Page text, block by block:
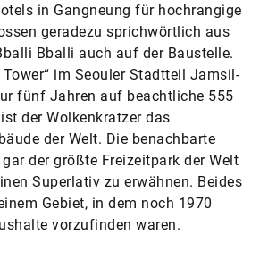
in Gangneung für hochrangige
geradezu sprichwörtlich aus
Bballi auch auf der Baustelle.
Tower“ im Seouler Stadtteil Jamsil-
fünf Jahren auf beachtliche 555
der Wolkenkratzer das
der Welt. Die benachbarte
der größte Freizeitpark der Welt
Superlativ zu erwähnen. Beides
Gebiet, in dem noch 1970
vorzufinden waren.